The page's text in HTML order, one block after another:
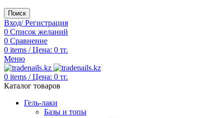
Поиск
Вход/ Регистрация
0 Список желаний
0 Сравнение
0 items / Цена: 0 тг.
Меню
0 items / Цена: 0 тг.
Каталог товаров
Гель-лаки
Базы и топы